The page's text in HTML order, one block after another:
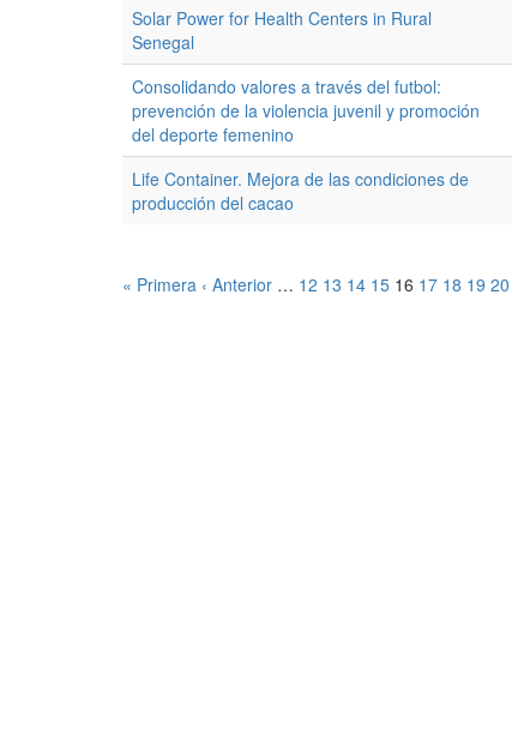
Solar Power for Health Centers in Rural
Senegal
Consolidando valores a través del futbol:
prevención de la violencia juvenil y promoción
del deporte femenino
Life Container. Mejora de las condiciones de
producción del cacao
« Primera ‹ Anterior … 12 13 14 15 16 17 18 19 20